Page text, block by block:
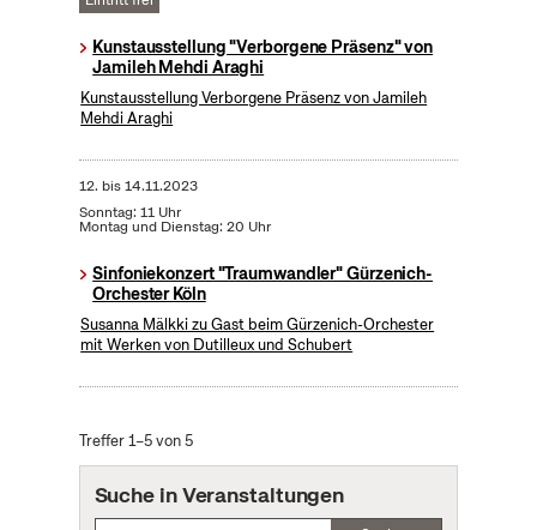
Kunstausstellung "Verborgene Präsenz" von
Jamileh Mehdi Araghi
Kunstausstellung Verborgene Präsenz von Jamileh
Mehdi Araghi
12. bis14.11.2023
Sonntag: 11 Uhr
Montag und Dienstag: 20 Uhr
Sinfoniekonzert "Traumwandler" Gürzenich-
Orchester Köln
Susanna Mälkki zu Gast beim Gürzenich-Orchester
mit Werken von Dutilleux und Schubert
Treffer 1–5 von 5
Suche in Veranstaltungen